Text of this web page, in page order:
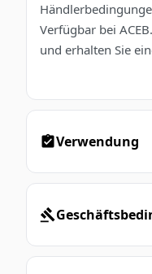
Verfügbar bei
und erhalten Sie
Verwendung